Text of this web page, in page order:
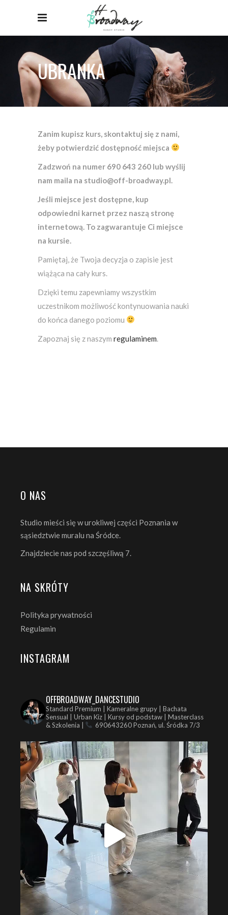
UBRANKA
Zanim kupisz kurs, skontaktuj się z nami,
żeby potwierdzić dostępność miejsca
Zadzwoń na numer 690 643 260 lub wyślij
nam maila na studio@off-broadway.pl.
Jeśli miejsce jest dostępne, kup
odpowiedni karnet przez naszą stronę
internetową. To zagwarantuje Ci miejsce
na kursie.
Pamiętaj, że Twoja decyzja o zapisie jest
wiążąca na cały kurs.
Dzięki temu zapewniamy wszystkim
uczestnikom możliwość kontynuowania nauki
do końca danego poziomu
Zapoznaj się z naszym regulaminem.
O NAS
Studio mieści się w urokliwej części Poznania w
sąsiedztwie muralu na Śródce.
Znajdziecie nas pod szczęśliwą 7.
NA SKRÓTY
Polityka prywatności
Regulamin
INSTAGRAM
OFFBROADWAY_DANCESTUDIO
Standard Premium | Kameralne grupy | Bachata
Sensual | Urban Kiz | Kursy od podstaw | Masterclass
& Szkolenia |
690643260Poznań, ul. Śródka 7/3